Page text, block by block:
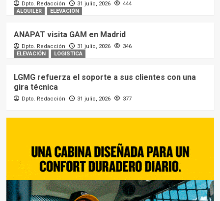
Dpto. Redacción 31 julio, 2026
444
ALQUILER
ELEVACIÓN
ANAPAT visita GAM en Madrid
Dpto. Redacción 31 julio, 2026
346
ELEVACIÓN
LOGISTICA
LGMG refuerza el soporte a sus clientes con una
gira técnica
Dpto. Redacción 31 julio, 2026 377